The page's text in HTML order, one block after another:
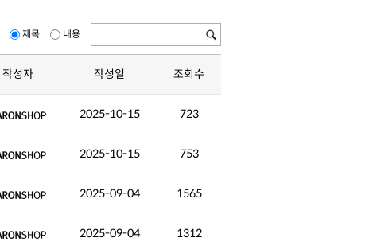
제목 내용
작성자 작성일 조회수
2025-10-15 723
2025-10-15 753
2025-09-04 1565
2025-09-04 1312